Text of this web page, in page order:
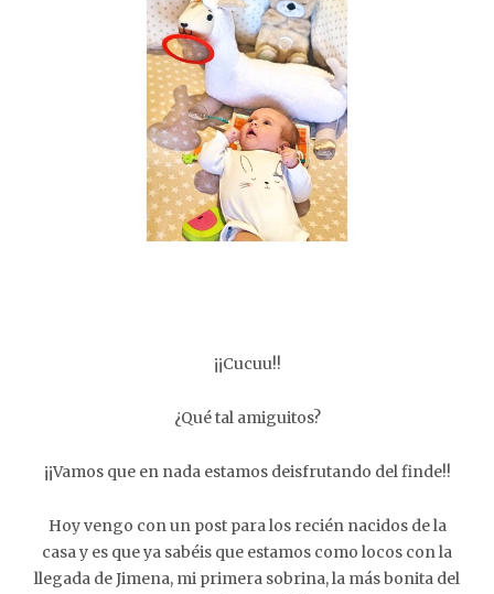
¡¡Cucuu!!
¿Qué tal amiguitos?
¡¡Vamos que en nada estamos deisfrutando del finde!!
Hoy vengo con un post para los recién nacidos de la
casa y es que ya sabéis que estamos como locos con la
llegada de Jimena, mi primera sobrina, la más bonita del